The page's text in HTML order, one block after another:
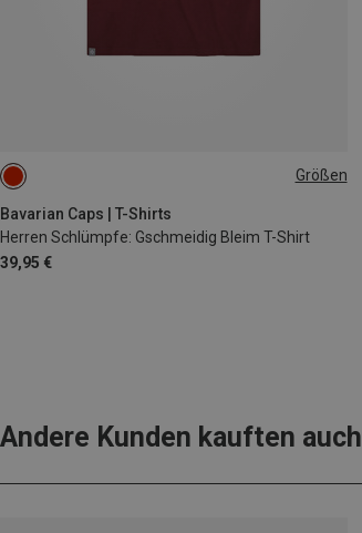
Größen
Bavarian Caps | T-Shirts
Herren Schlümpfe: Gschmeidig Bleim T-Shirt
39,95 €
S
Andere Kunden kauften auch